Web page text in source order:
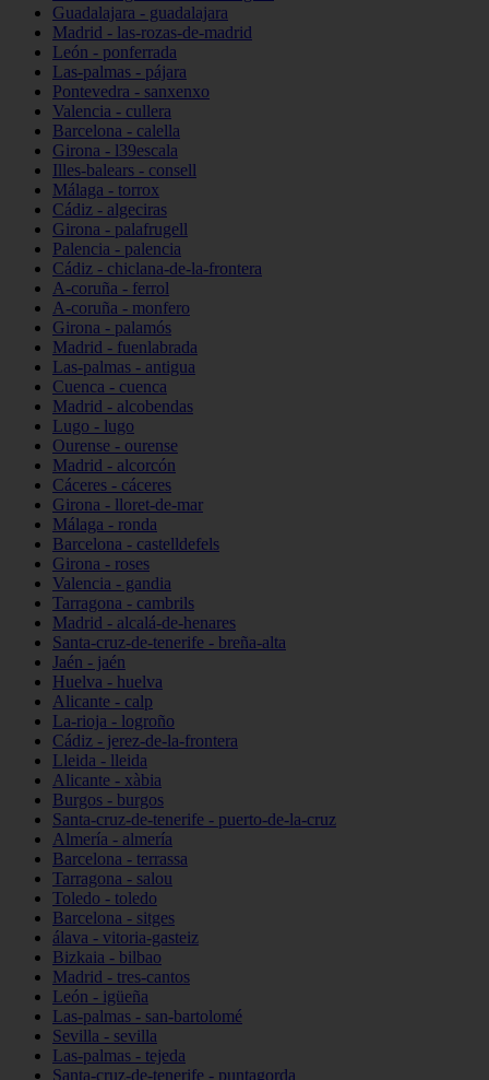
Guadalajara - guadalajara
Madrid - las-rozas-de-madrid
León - ponferrada
Las-palmas - pájara
Pontevedra - sanxenxo
Valencia - cullera
Barcelona - calella
Girona - l39escala
Illes-balears - consell
Málaga - torrox
Cádiz - algeciras
Girona - palafrugell
Palencia - palencia
Cádiz - chiclana-de-la-frontera
A-coruña - ferrol
A-coruña - monfero
Girona - palamós
Madrid - fuenlabrada
Las-palmas - antigua
Cuenca - cuenca
Madrid - alcobendas
Lugo - lugo
Ourense - ourense
Madrid - alcorcón
Cáceres - cáceres
Girona - lloret-de-mar
Málaga - ronda
Barcelona - castelldefels
Girona - roses
Valencia - gandia
Tarragona - cambrils
Madrid - alcalá-de-henares
Santa-cruz-de-tenerife - breña-alta
Jaén - jaén
Huelva - huelva
Alicante - calp
La-rioja - logroño
Cádiz - jerez-de-la-frontera
Lleida - lleida
Alicante - xàbia
Burgos - burgos
Santa-cruz-de-tenerife - puerto-de-la-cruz
Almería - almería
Barcelona - terrassa
Tarragona - salou
Toledo - toledo
Barcelona - sitges
álava - vitoria-gasteiz
Bizkaia - bilbao
Madrid - tres-cantos
León - igüeña
Las-palmas - san-bartolomé
Sevilla - sevilla
Las-palmas - tejeda
Santa-cruz-de-tenerife - puntagorda